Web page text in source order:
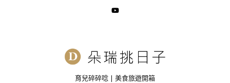
育兒碎碎唸 | 美食旅遊開箱